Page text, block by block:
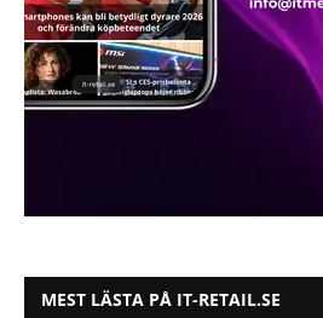
MEST LÄSTA PÅ IT-RETAIL.SE